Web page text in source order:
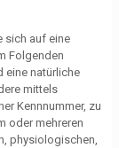
sich auf eine
Folgenden
eine natürliche
mittels
Kennnummer, zu
oder mehreren
physiologischen,